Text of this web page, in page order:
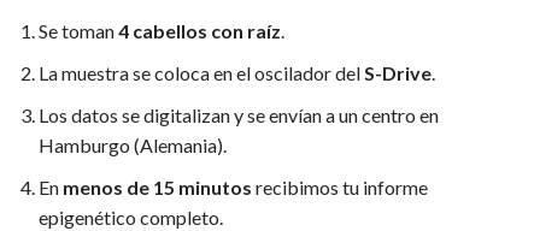
Se toman4 cabellos con raíz.
La muestra se coloca en el oscilador delS-Drive.
Los datos se digitalizan y se envían a un centro en
Hamburgo (Alemania).
En menos de 15 minutos recibimos tu informe
epigenético completo.